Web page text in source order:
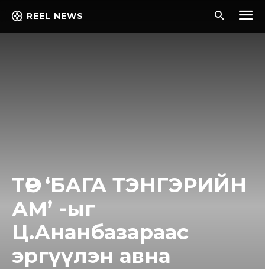
REEL NEWS
ТӨР ‘БАГА ТЭНГЭРИЙН
АМ’ -ыг
Ц.Ананбазараас
эргүүлэн авна